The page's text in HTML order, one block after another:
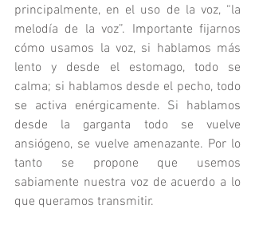
principalmente, en el uso de la voz, “la
melodía de la voz”. Importante fijarnos
cómo usamos la voz, si hablamos más
lento y desde el estomago, todo se
calma; si hablamos desde el pecho, todo
se activa enérgicamente. Si hablamos
desde la garganta todo se vuelve
ansiógeno, se vuelve amenazante. Por lo
tanto se propone que usemos
sabiamente nuestra voz de acuerdo a lo
que queramos transmitir.